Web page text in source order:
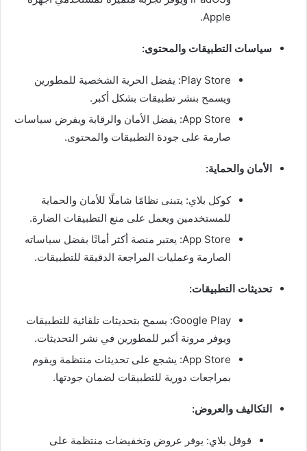
Apple.
سياسات التطبيقات والمحتوى:
Play Store: يفضل الحرية الشخصية للمطورين
ويسمح بنشر تطبيقات بشكل أكبر.
App Store: يفضل الأمان والرقابة ويفرض سياسات
صارمة على جودة التطبيقات والمحتوى.
الأمان والحماية:
كوكل بلاي: يتبنى نظامًا شاملًا للأمان والحماية
للمستخدمين ويعمل على منع التطبيقات الضارة.
App Store: يعتبر منصة أكثر أمانًا بفضل سياساته
الصارمة وعمليات المراجعة الدقيقة للتطبيقات.
تحديثات التطبيقات:
Google Play: يسمح بتحديثات تلقائية للتطبيقات
ويوفر مرونة أكبر للمطورين في نشر التحديثات.
App Store: يشجع على تحديثات منتظمة ويقوم
بمراجعات دورية للتطبيقات لضمان جودتها.
التكاليف والعروض:
قوقل بلاي: يوفر عروض وتخفيضات منتظمة على